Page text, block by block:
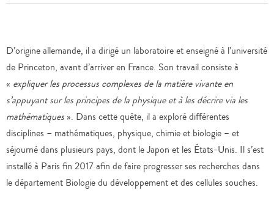
D’origine allemande, il a dirigé un laboratoire et enseigné à l’université
de Princeton, avant d’arriver en France. Son travail consiste à
« expliquer les processus complexes de la matière vivante en
s’appuyant sur les principes de la physique et à les décrire via les
mathématiques ». Dans cette quête, il a exploré différentes
disciplines – mathématiques, physique, chimie et biologie – et
séjourné dans plusieurs pays, dont le Japon et les États-Unis. Il s’est
installé à Paris fin 2017 afin de faire progresser ses recherches dans
le département Biologie du développement et des cellules souches.